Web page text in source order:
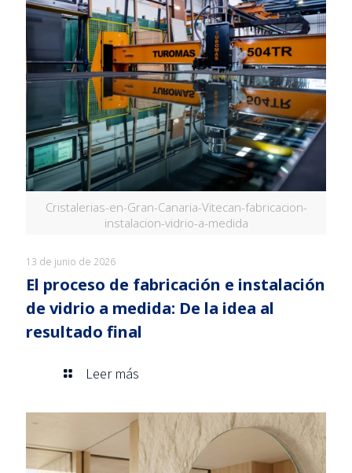
Cristalerias-en-Gran-Canaria-Vitecan-fabricacion-
instalacion-vidrio-a-medida
13 de junio de 2026
El proceso de fabricación e instalación
de vidrio a medida: De la idea al
resultado final
Leer más